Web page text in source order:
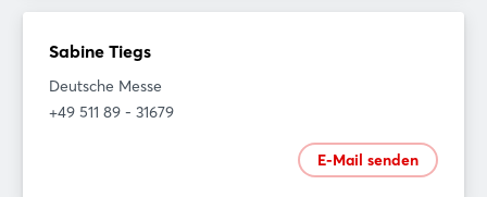
Sabine Tiegs
Deutsche Messe
+49 511 89 - 31679
E-Mail senden